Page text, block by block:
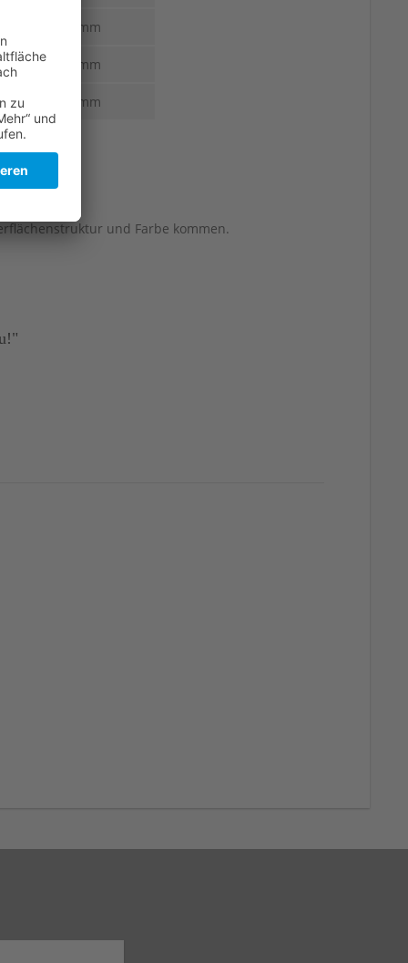
6,0-3,0 mm
6,8-3,0 mm
8,0-3,0 mm
und Farbe kommen.